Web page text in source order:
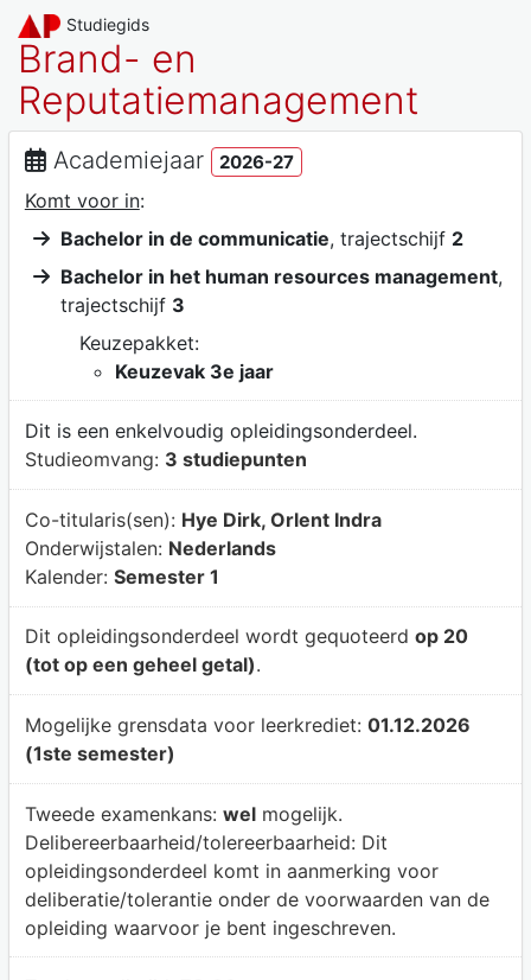
Studiegids
Brand- en
Reputatiemanagement
Academiejaar 2026-27
Komt voor in:
Bachelor in de communicatie, trajectschijf 2
Bachelor in het human resources management,
trajectschijf 3
Keuzepakket:
Keuzevak 3e jaar
Dit is een enkelvoudig opleidingsonderdeel.
Studieomvang: 3 studiepunten
Co-titularis(sen): Hye Dirk, Orlent Indra
Onderwijstalen: Nederlands
Kalender: Semester 1
Dit opleidingsonderdeel wordt gequoteerd op 20
(tot op een geheel getal).
Mogelijke grensdata voor leerkrediet: 01.12.2026
(1ste semester)
Tweede examenkans: welmogelijk.
Delibereerbaarheid/tolereerbaarheid: Dit
opleidingsonderdeel komt in aanmerking voor
deliberatie/tolerantie onder de voorwaarden van de
opleiding waarvoor je bent ingeschreven.